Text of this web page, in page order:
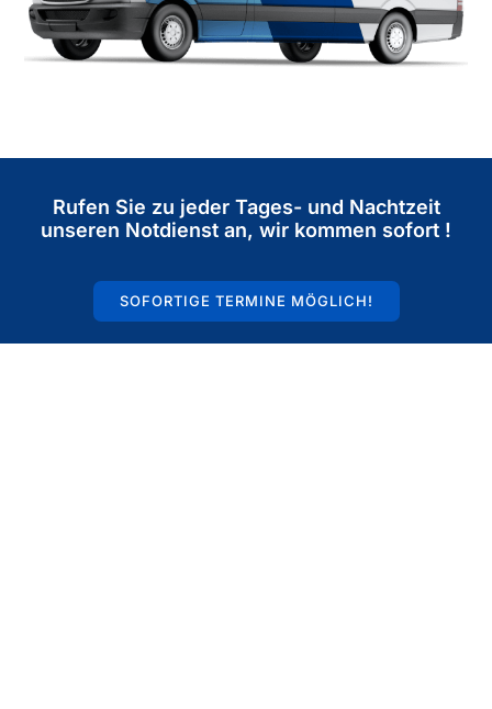
Rufen Sie zu jeder Tages- und Nachtzeit
unseren Notdienst an, wir kommen sofort !
SOFORTIGE TERMINE MÖGLICH!